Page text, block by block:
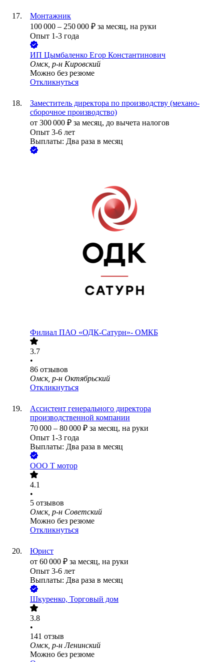
Монтажник
100 000 – 250 000 ₽ за месяц, на руки
Опыт 1-3 года
ИП Цымбаленко Егор Константинович
Омск, р-н Кировский
Можно без резюме
Откликнуться
Заместитель директора по производству (механо-
сборочное производство)
от 300 000 ₽ за месяц, до вычета налогов
Опыт 3-6 лет
Выплаты: Два раза в месяц
Филиал ПАО «ОДК-Сатурн»- ОМКБ
3.7
•
86 отзывов
Омск, р-н Октябрьский
Откликнуться
Ассистент генерального директора
производственной компании
70 000 – 80 000 ₽ за месяц, на руки
Опыт 1-3 года
Выплаты: Два раза в месяц
ООО Т мотор
4.1
•
5 отзывов
Омск, р-н Советский
Можно без резюме
Откликнуться
Юрист
от 60 000 ₽ за месяц, на руки
Опыт 3-6 лет
Выплаты: Два раза в месяц
Шкуренко, Торговый дом
3.8
•
141 отзыв
Омск, р-н Ленинский
Можно без резюме